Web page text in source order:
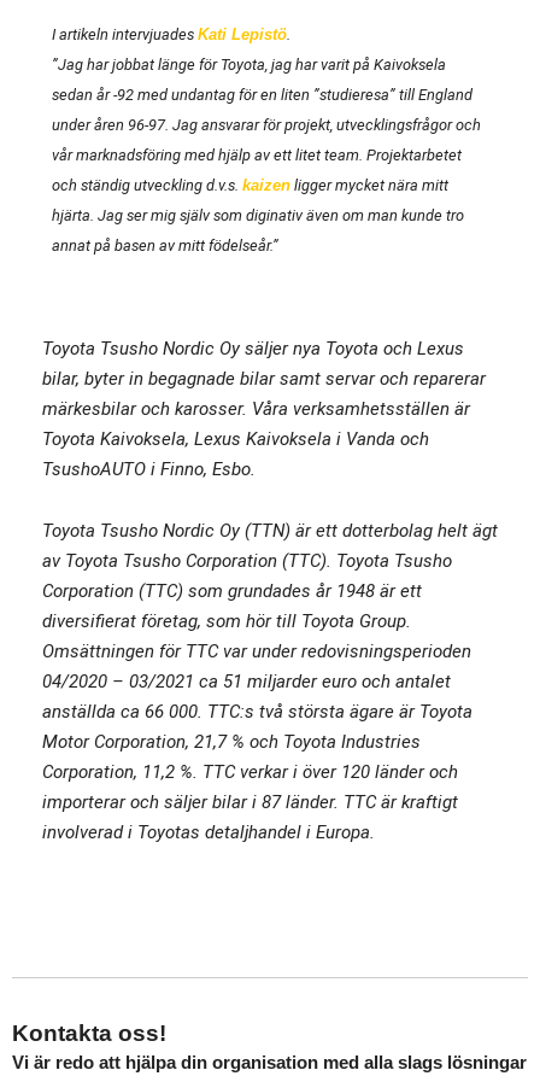
I artikeln intervjuades Kati Lepistö.
”Jag har jobbat länge för Toyota, jag har varit på Kaivoksela
sedan år -92 med undantag för en liten ”studieresa” till England
under åren 96-97. Jag ansvarar för projekt, utvecklingsfrågor och
vår marknadsföring med hjälp av ett litet team. Projektarbetet
och ständig utveckling d.v.s. kaizenligger mycket nära mitt
hjärta. Jag ser mig själv som diginativ även om man kunde tro
annat på basen av mitt födelseår.”
Toyota Tsusho Nordic Oy säljer nya Toyota och Lexus
bilar, byter in begagnade bilar samt servar och reparerar
märkesbilar och karosser. Våra verksamhetsställen är
Toyota Kaivoksela, Lexus Kaivoksela i Vanda och
TsushoAUTO i Finno, Esbo.
Toyota Tsusho Nordic Oy (TTN) är ett dotterbolag helt ägt
av Toyota Tsusho Corporation (TTC). Toyota Tsusho
Corporation (TTC) som grundades år 1948 är ett
diversifierat företag, som hör till Toyota Group.
Omsättningen för TTC var under redovisningsperioden
04/2020 – 03/2021 ca 51 miljarder euro och antalet
anställda ca 66 000. TTC:s två största ägare är Toyota
Motor Corporation, 21,7 % och Toyota Industries
Corporation, 11,2 %. TTC verkar i över 120 länder och
importerar och säljer bilar i 87 länder. TTC är kraftigt
involverad i Toyotas detaljhandel i Europa.
Kontakta oss!
Vi är redo att hjälpa din organisation med alla slags lösningar